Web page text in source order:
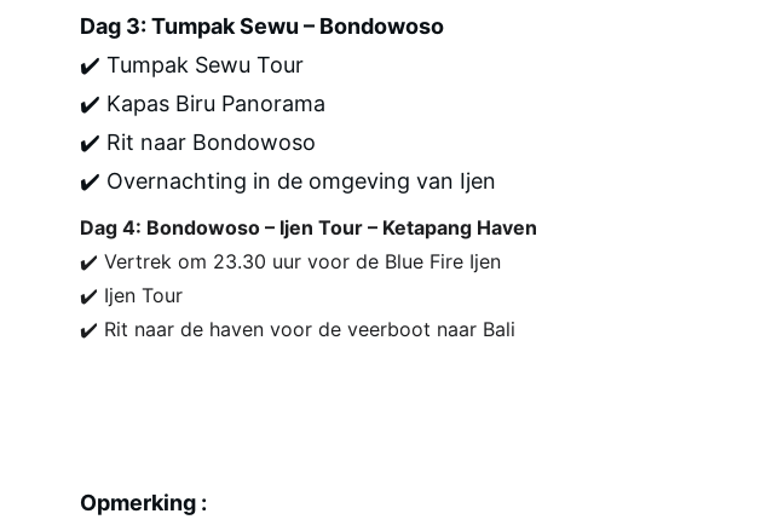
Opmerking :
Dag 3: Tumpak Sewu – Bondowoso
✔️ Tumpak Sewu Tour
✔️ Kapas Biru Panorama
✔️ Rit naar Bondowoso
✔️ Overnachting in de omgeving van Ijen
Dag 4: Bondowoso – Ijen Tour – Ketapang Haven
✔️ Vertrek om 23.30 uur voor de Blue Fire Ijen
✔️ Ijen Tour
✔️ Rit naar de haven voor de veerboot naar Bali